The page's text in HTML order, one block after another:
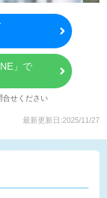
」で
合せください
最新更新日:2025/11/27